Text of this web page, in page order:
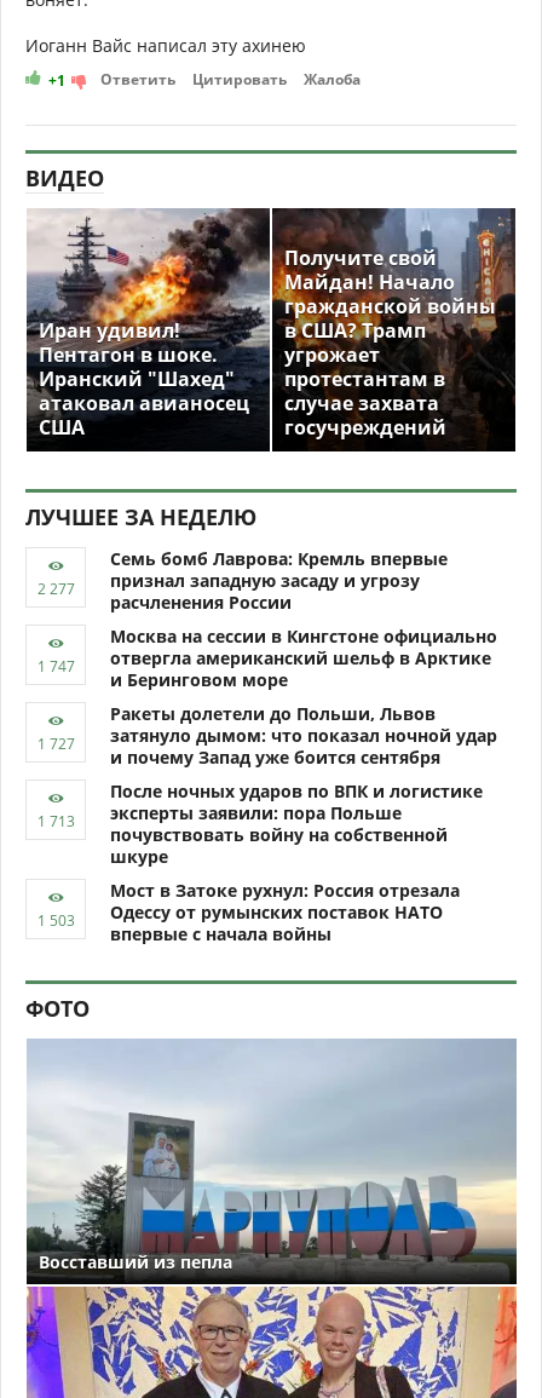
Иоганн Вайс написал эту ахинею
+1 Ответить Цитировать Жалоба
ВИДЕО
Иран удивил!
Пентагон в шоке.
Иранский "Шахед"
атаковал авианосец
США
Получите свой
Майдан! Начало
гражданской войны
в США? Трамп
угрожает
протестантам в
случае захвата
госучреждений
ЛУЧШЕЕ ЗА НЕДЕЛЮ
Семь бомб Лаврова: Кремль впервые
признал западную засаду и угрозу
расчленения России
Москва на сессии в Кингстоне официально
отвергла американский шельф в Арктике
и Беринговом море
Ракеты долетели до Польши, Львов
затянуло дымом: что показал ночной удар
и почему Запад уже боится сентября
После ночных ударов по ВПК и логистике
эксперты заявили: пора Польше
почувствовать войну на собственной
шкуре
Мост в Затоке рухнул: Россия отрезала
Одессу от румынских поставок НАТО
впервые с начала войны
ФОТО
Восставший из пепла